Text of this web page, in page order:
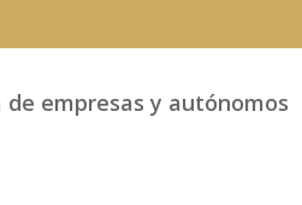
de empresas y autónomos